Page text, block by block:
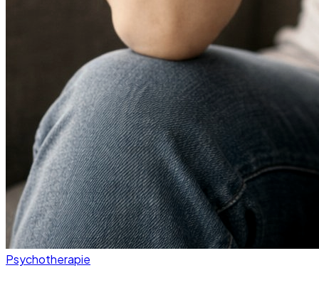
Psychotherapie